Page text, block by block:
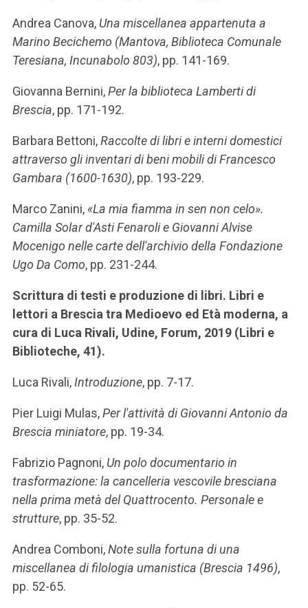
Andrea Canova, Una miscellanea appartenuta a
Marino Becichemo (Mantova, Biblioteca Comunale
Teresiana, Incunabolo 803), pp. 141-169.
Giovanna Bernini,Per la biblioteca Lamberti di
Brescia, pp. 171-192.
Barbara Bettoni,Raccolte di libri e interni domestici
attraverso gli inventari di beni mobili di Francesco
Gambara (1600-1630), pp. 193-229.
Marco Zanini, «La mia fiamma in sen non celo».
Camilla Solar d'Asti Fenaroli e Giovanni Alvise
Mocenigo nelle carte dell'archivio della Fondazione
Ugo Da Como, pp. 231-244.
Scrittura di testi e produzione di libri. Libri e
lettori a Brescia tra Medioevo ed Età moderna, a
cura di Luca Rivali, Udine, Forum, 2019 (Libri e
Biblioteche, 41).
Luca Rivali, Introduzione, pp. 7-17.
Pier Luigi Mulas,Per l'attività di Giovanni Antonio da
Brescia miniatore, pp. 19-34.
Fabrizio Pagnoni, Un polo documentario in
trasformazione: la cancelleria vescovile bresciana
nella prima metà del Quattrocento. Personale e
strutture, pp. 35-52.
Andrea Comboni,Note sulla fortuna di una
miscellanea di filologia umanistica (Brescia 1496),
pp. 52-65.